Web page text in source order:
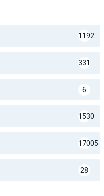
1192
331
6
1530
17005
28